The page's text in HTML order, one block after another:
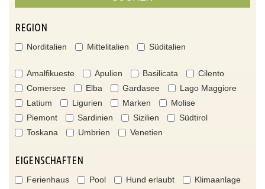
REGION
Norditalien Mittelitalien Süditalien
Amalfikueste Apulien Basilicata
Cilento
Comersee
Elba Gardasee
Lago Maggiore
Latium
Ligurien Marken
Molise
Piemont
Sardinien Sizilien
Südtirol
Toskana
Umbrien Venetien
EIGENSCHAFTEN
Ferienhaus Pool Hund erlaubt
Klimaanlage